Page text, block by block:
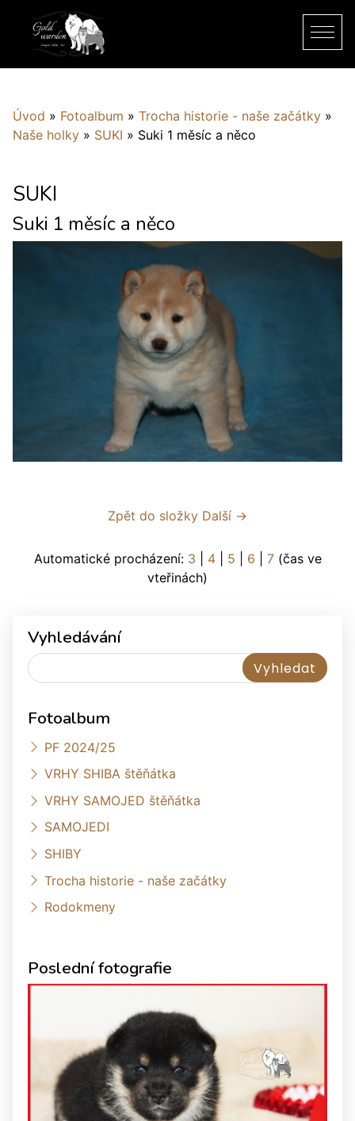
Úvod » Fotoalbum » Trocha historie - naše začátky »
Naše holky » SUKI » Suki 1 měsíc a něco
SUKI
Suki 1 měsíc a něco
Zpět do složky Další →
Automatické procházení: 3 4| 5 6 7(čas ve
vteřinách)
Vyhledávání
Fotoalbum
PF 2024/25
VRHY SHIBA štěňátka
VRHY SAMOJED štěňátka
SAMOJEDI
SHIBY
Trocha historie - naše začátky
Rodokmeny
Poslední fotografie